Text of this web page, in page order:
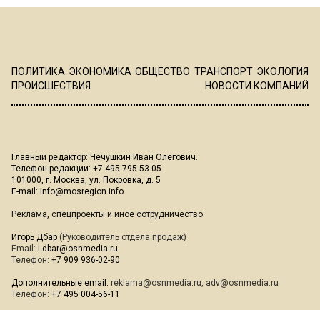
ПОЛИТИКА ЭКОНОМИКА ОБЩЕСТВО ТРАНСПОРТ ЭКОЛОГИЯ
ПРОИСШЕСТВИЯ
НОВОСТИ КОМПАНИЙ
Главный редактор: Чечушкин Иван Олегович.
Телефон редакции: +7 495 795-53-05
101000, г. Москва, ул. Покровка, д. 5
E-mail: info@mosregion.info
Реклама, спецпроекты и иное сотрудничество:
Игорь Дбар (Руководитель отдела продаж)
Email: i.dbar@osnmedia.ru
Телефон: +7 909 936-02-90
Дополнительные email: reklama@osnmedia.ru, adv@osnmedia.ru
Телефон: +7 495 004-56-11